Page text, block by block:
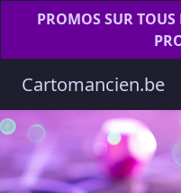
PROMOS SUR
Cartomancien.be